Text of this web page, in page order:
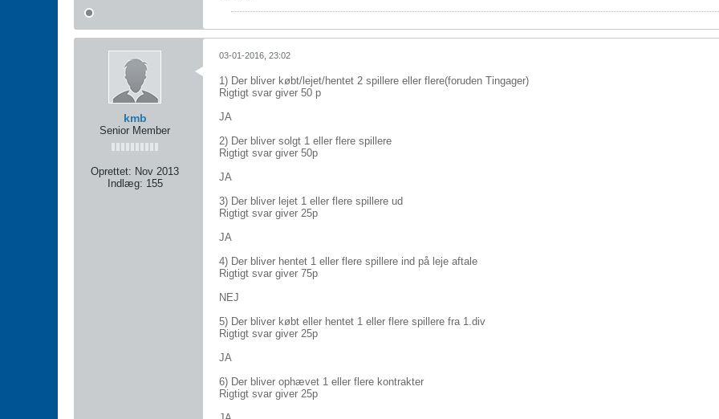
kmb
Senior Member
Oprettet: Nov 2013
Indlæg: 155
03-01-2016, 23:02
1) Der bliver købt/lejet/hentet 2 spillere eller flere(foruden Tingager)
Rigtigt svar giver 50 p
JA
2) Der bliver solgt 1 eller flere spillere
Rigtigt svar giver 50p
JA
3) Der bliver lejet 1 eller flere spillere ud
Rigtigt svar giver 25p
JA
4) Der bliver hentet 1 eller flere spillere ind på leje aftale
Rigtigt svar giver 75p
NEJ
5) Der bliver købt eller hentet 1 eller flere spillere fra 1.div
Rigtigt svar giver 25p
JA
6) Der bliver ophævet 1 eller flere kontrakter
Rigtigt svar giver 25p